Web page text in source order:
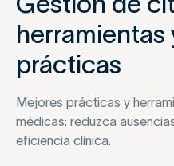
herramientas
prácticas
Mejores prácticas y
médicas: reduzca
eficiencia clínica.